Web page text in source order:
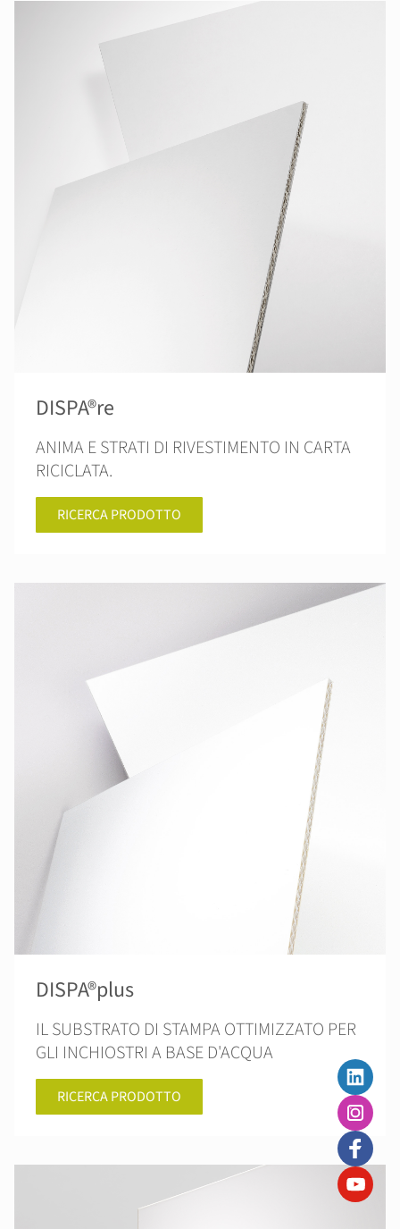
DISPA®re
ANIMA E STRATI DI RIVESTIMENTO IN CARTA
RICICLATA.
RICERCA PRODOTTO
DISPA®plus
IL SUBSTRATO DI STAMPA OTTIMIZZATO PER
GLI INCHIOSTRI A BASE D'ACQUA
RICERCA PRODOTTO